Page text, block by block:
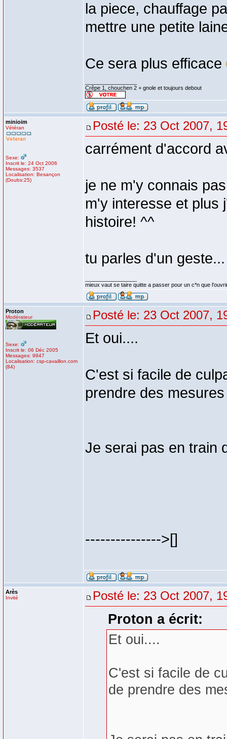
la piece, chauffage
mettre une petite
Ce sera plus efficace
Crêpe 1, chouchen 2 + gnole et toujours debout
minioim
Vétéran
Sexe:
Inscrit le: 24 Oct 2006
Messages: 3537
Localisation: Besançon
(Doubs:25)
Posté le: 23 Oct 2007,
carrément d'accord
je ne m'y connais
m'y interesse et plus
histoire! ^^
tu parles d'un geste...
mieux vaut se taire quitte a passer pour un c*n que
Proton
Modérateur
Sexe:
Inscrit le: 06 Déc 2005
Messages: 9947
Localisation: csp-cavaillon.com
(84)
Posté le: 23 Oct 2007,
Et oui....
C'est si facile de
prendre des
Je serai pas en train
--------------->[]
Arès
Invité Posté le: 23 Oct 2007,
Proton a écrit:
Et oui....
C'est si facile de
de prendre des